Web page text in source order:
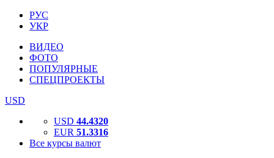
РУС
УКР
ВИДЕО
ФОТО
ПОПУЛЯРНЫЕ
СПЕЦПРОЕКТЫ
USD
USD 44.4320
EUR 51.3316
Все курсы валют